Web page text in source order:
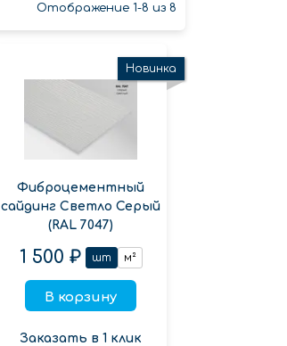
Отображение 1-8 из 8
Фиброцементный
сайдинг Светло Серый
(RAL 7047)
1 500 ₽ шт м²
В корзину
Заказать в 1 клик
Новинка